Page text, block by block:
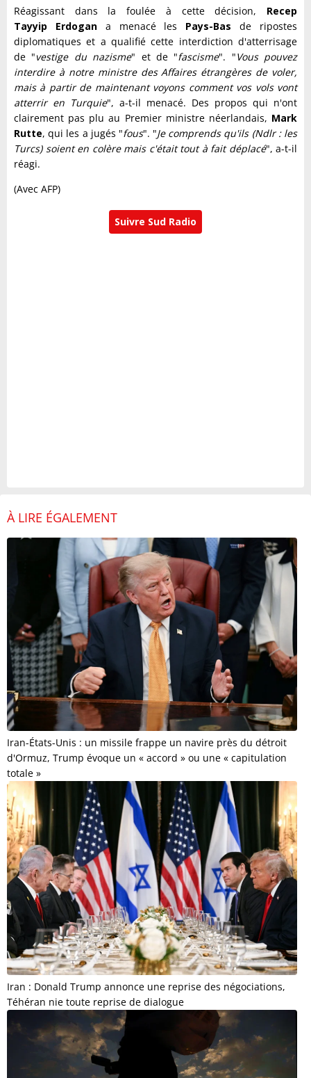
Réagissant dans la foulée à cette décision, Recep
Tayyip Erdogana menacé les Pays-Bas de ripostes
diplomatiques et a qualifié cette interdiction d'atterrisage
de "vestige du nazisme" et de "fascisme". "Vous pouvez
interdire à notre ministre des Affaires étrangères de voler,
mais à partir de maintenant voyons comment vos vols vont
atterrir en Turquie", a-t-il menacé. Des propos qui n'ont
clairement pas plu au Premier ministre néerlandais, Mark
Rutte, qui les a jugés "fous". "Je comprends qu'ils (Ndlr : les
Turcs) soient en colère mais c'était tout à fait déplacé", a-t-il
réagi.
(Avec AFP)
Suivre Sud Radio
À LIRE ÉGALEMENT
Iran-États-Unis : un missile frappe un navire près du détroit
d'Ormuz, Trump évoque un « accord » ou une « capitulation
totale »
Iran : Donald Trump annonce une reprise des négociations,
Téhéran nie toute reprise de dialogue